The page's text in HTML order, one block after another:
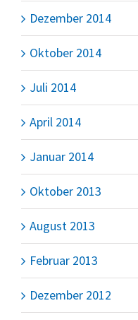
Dezember 2014
Oktober 2014
Juli 2014
April 2014
Januar 2014
Oktober 2013
August 2013
Februar 2013
Dezember 2012